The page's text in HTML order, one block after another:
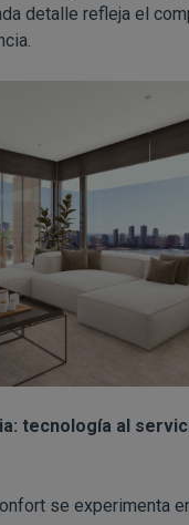
detalle refleja el
tecnología al
se experimenta